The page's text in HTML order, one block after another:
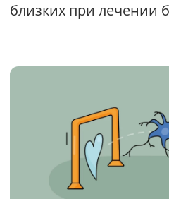
близких при лечении